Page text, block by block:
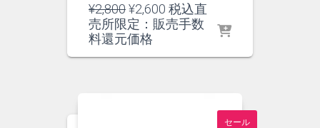
¥2,800元
の
価
¥2,600 現
在
税込直
売所限定：販売手数
料還元価格
セール